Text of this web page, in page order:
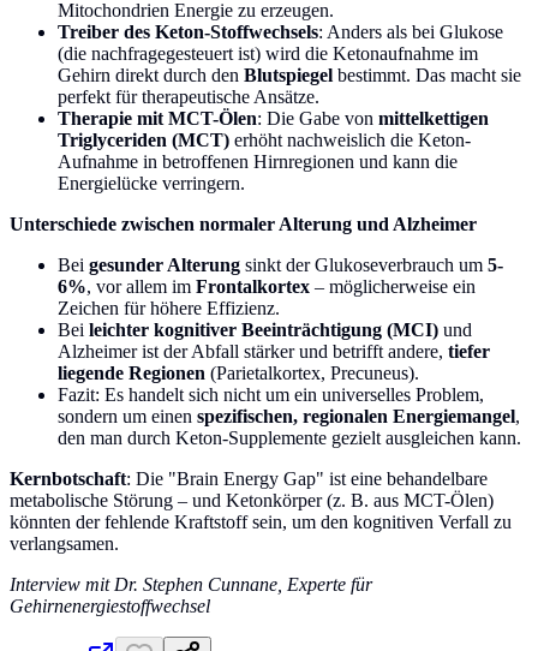
Mitochondrien Energie zu erzeugen.
Treiber des Keton-Stoffwechsels: Anders als bei Glukose
(die nachfragegesteuert ist) wird die Ketonaufnahme im
Gehirn direkt durch den Blutspiegel bestimmt. Das macht sie
perfekt für therapeutische Ansätze.
Therapie mit MCT-Ölen: Die Gabe von mittelkettigen
Triglyceriden (MCT) erhöht nachweislich die Keton-
Aufnahme in betroffenen Hirnregionen und kann die
Energielücke verringern.
Unterschiede zwischen normaler Alterung und Alzheimer
Bei gesunder Alterung sinkt der Glukoseverbrauch um 5-
6%, vor allem im Frontalkortex – möglicherweise ein
Zeichen für höhere Effizienz.
Bei leichter kognitiver Beeinträchtigung (MCI) und
Alzheimer ist der Abfall stärker und betrifft andere, tiefer
liegende Regionen (Parietalkortex, Precuneus).
Fazit: Es handelt sich nicht um ein universelles Problem,
sondern um einen spezifischen, regionalen Energiemangel,
den man durch Keton-Supplemente gezielt ausgleichen kann.
Kernbotschaft: Die "Brain Energy Gap" ist eine behandelbare
metabolische Störung – und Ketonkörper (z. B. aus MCT-Ölen)
könnten der fehlende Kraftstoff sein, um den kognitiven Verfall zu
verlangsamen.
Interview mit Dr. Stephen Cunnane, Experte für
Gehirnenergiestoffwechsel